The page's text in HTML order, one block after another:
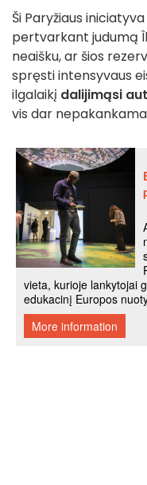
Ši Paryžiaus
pertvarkant judumą
neaišku, ar šios
spręsti intensyvaus
ilgalaikį dalijimąsi
vis dar